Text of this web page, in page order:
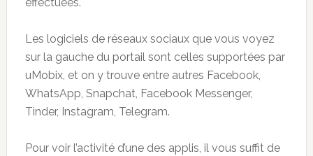
effectuées.
Les logiciels de réseaux sociaux que vous voyez
sur la gauche du portail sont celles supportées par
uMobix, et on y trouve entre autres Facebook,
WhatsApp, Snapchat, Facebook Messenger,
Tinder, Instagram, Telegram.
Pour voir l’activité d’une des applis, il vous suffit de